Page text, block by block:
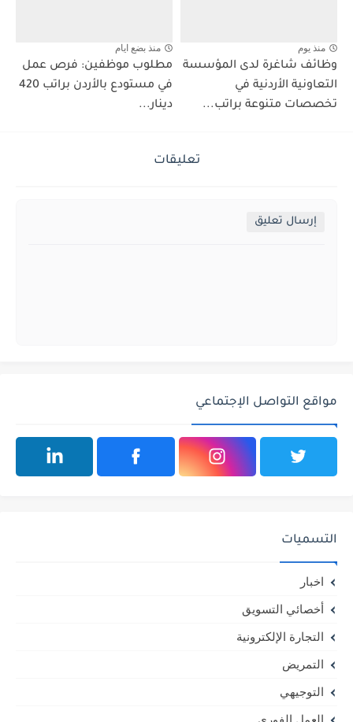
منذ يوم
وظائف شاغرة لدى المؤسسة
التعاونية الأردنية في
تخصصات متنوعة براتب...
منذ بضع ايام
مطلوب موظفين: فرص عمل
في مستودع بالأردن براتب 420
دينار...
تعليقات
إرسال تعليق
مواقع التواصل الإجتماعي
التسميات
اخبار
أخصائي التسويق
التجارة الإلكترونية
التمريض
التوجيهي
العمل الفوري